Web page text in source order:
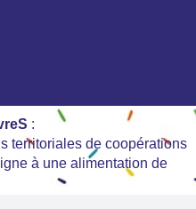
:
territoriales de coopérations
à une alimentation de